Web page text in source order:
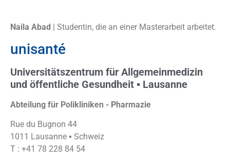
Naila Abad | Studentin, die an einer Masterarbeit arbeitet.
unisanté
Universitätszentrum für Allgemeinmedizin
und öffentliche Gesundheit ▪ Lausanne
Abteilung für Polikliniken - Pharmazie
Rue du Bugnon 44
1011 Lausanne ▪ Schweiz
T : +41 78 228 84 54